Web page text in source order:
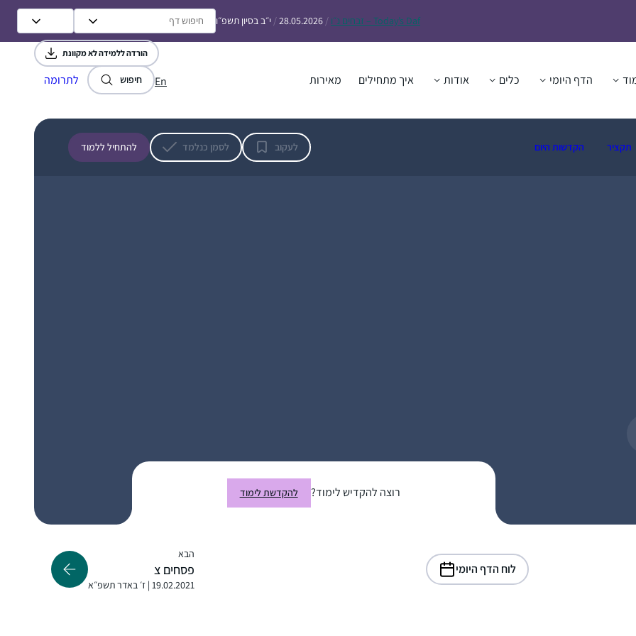
Today’s Daf – זבחים נ״ו /
28.05.2026
/ י״ב בסיון תשפ״ו
הדף היומי כלים אודות איך מתחילים מאירות En חיפוש לתרומה
תקציר הקדשות היום לעקוב לסמן כנלמד להתחיל ללמוד
רוצה להקדיש לימוד? להקדשת לימוד
לוח הדף היומי
הבא
פסחים צ
19.02.2021 | ז׳ באדר תשפ״א
הורדה ללמידה לא מקוונת
מישהו שאוסף חרוזים משרשרת שהתפזרה, פה
הדף נותן לי לימוד בצורה מאורגנת, שיטתית,
יום-יומית, ומלמד אותי לא רק ידע אלא את
סביבה תומכת וההרגשה שלי היא כמו בציטוט
שבחרתי: הדף משפיע לטובה על כל היום שלי.
ועשיתי כמה סיומים. אבל לימוד יומיומי זה שונה
לגמרי ופתאום כל דבר שקורה בחיים מתקשר
לדף היומי.